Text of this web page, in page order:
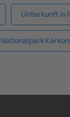
Unterkunft in